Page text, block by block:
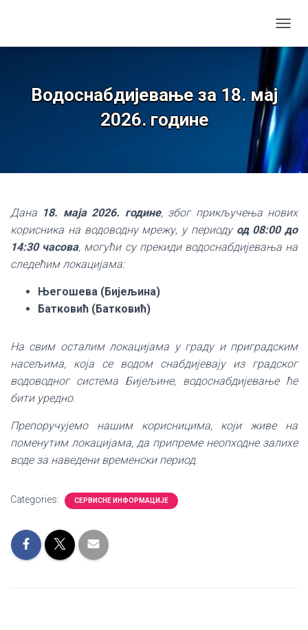
Водоснабдијевање за 18. мај
2026. године
Дана 18. маја 2026. године, због прикључења нових
корисника на водоводну мрежу, у периоду од 08:00 до
14:30 часова, могући су прекиди водоснабдијевања на
следећим локацијама:
Његошева (Бијељина)
Батковић (Батковић)
На свим осталим локацијама у граду и приградским
насељима, која се водом снабдијевају из градског
водоводног система Бијељине, водоснабдијевање ће
бити уредно.
Препоручујемо нашим корисницима, који живе на
поменутим локацијама, да припреме неопходне залихе
воде за наведени временски период.
Categories: СЕРВИСНЕ ИНФОРМАЦИЈЕ